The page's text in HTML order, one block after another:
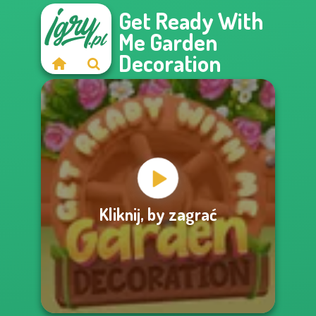
Get Ready With
Me Garden
Decoration
Kliknij, by zagrać